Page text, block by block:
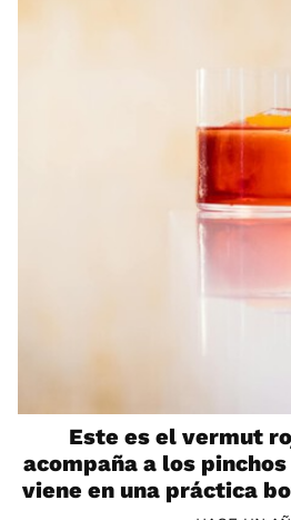
Este es el vermut
acompaña a los
viene en una práctica